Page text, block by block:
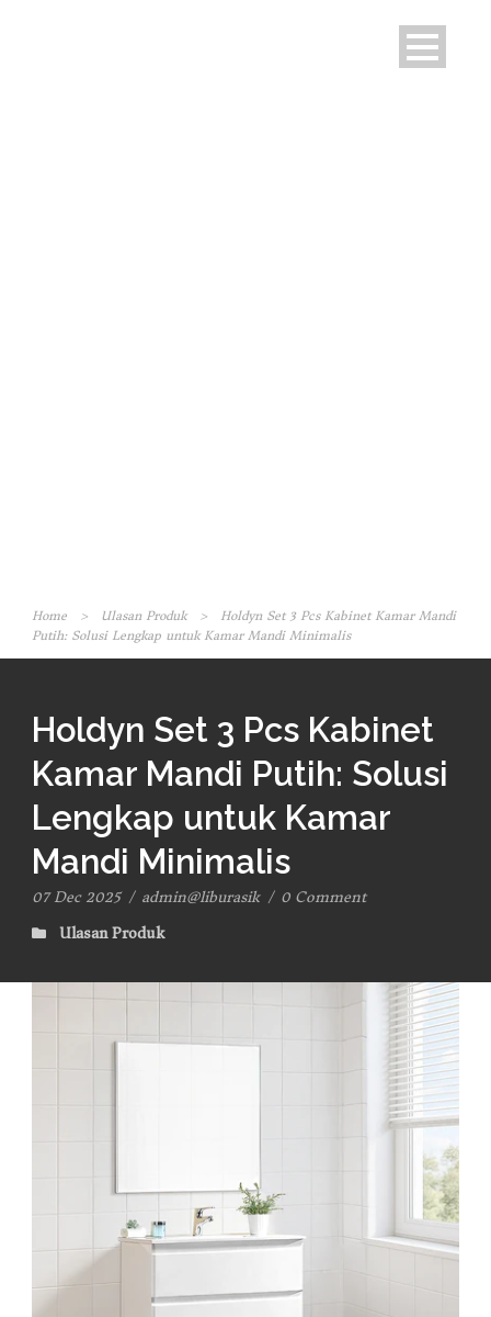
Home > Ulasan Produk >
Holdyn Set 3 Pcs Kabinet Kamar Mandi
Putih: Solusi Lengkap untuk Kamar Mandi Minimalis
Holdyn Set 3 Pcs Kabinet
Kamar Mandi Putih: Solusi
Lengkap untuk Kamar
Mandi Minimalis
07 Dec 2025 / admin@liburasik / 0 Comment
Ulasan Produk